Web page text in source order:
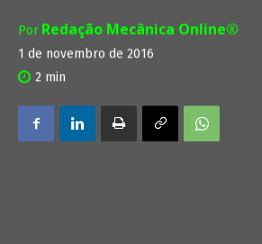
Por Redação Mecânica Online®
1 de novembro de 2016
2 min